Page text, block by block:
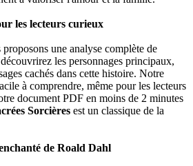
les lecteurs curieux
une analyse complète de
les personnages principaux,
cachés dans cette histoire. Notre
à comprendre, même pour les lecteurs
document PDF en moins de 2 minutes
Sorcières est un classique de la
de Roald Dahl